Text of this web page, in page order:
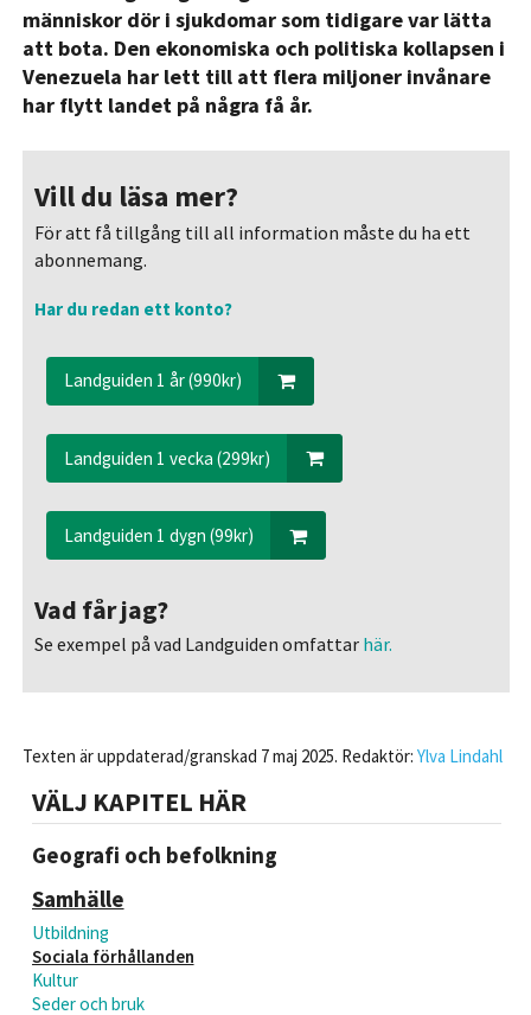
människor dör i sjukdomar som tidigare var lätta
att bota. Den ekonomiska och politiska kollapsen i
Venezuela har lett till att flera miljoner invånare
har flytt landet på några få år.
Vill du läsa mer?
För att få tillgång till all information måste du ha ett
abonnemang.
Har du redan ett konto?
Landguiden 1 år (990kr)
Landguiden 1 vecka (299kr)
Landguiden 1 dygn (99kr)
Vad får jag?
Se exempel på vad Landguiden omfattarhär.
Texten är uppdaterad/granskad 7 maj 2025. Redaktör: Ylva Lindahl
VÄLJ KAPITEL HÄR
Geografi och befolkning
Samhälle
Utbildning
Sociala förhållanden
Kultur
Seder och bruk